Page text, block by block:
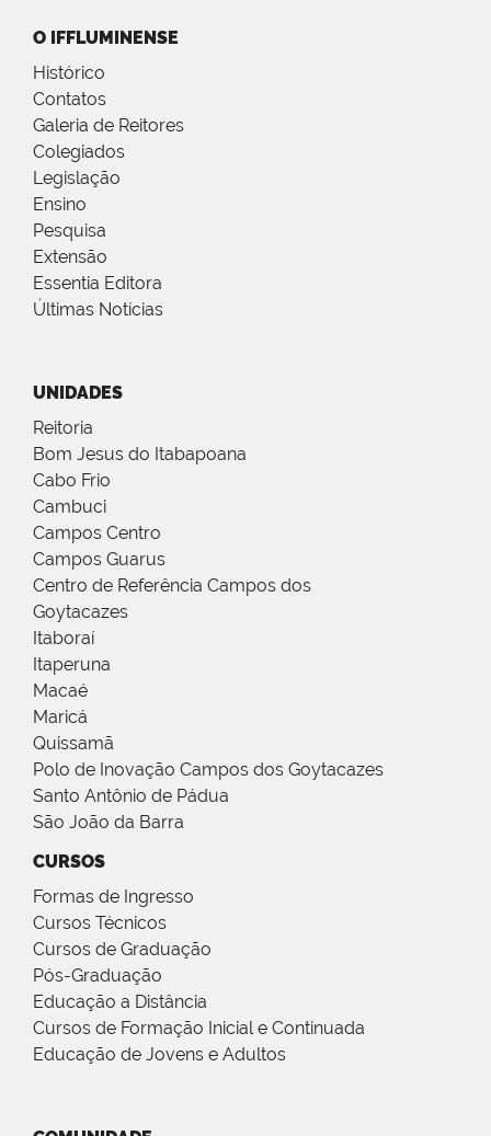
O IFFLUMINENSE
Histórico
Contatos
Galeria de Reitores
Colegiados
Legislação
Ensino
Pesquisa
Extensão
Essentia Editora
Últimas Notícias
UNIDADES
Reitoria
Bom Jesus do Itabapoana
Cabo Frio
Cambuci
Campos Centro
Campos Guarus
Centro de Referência Campos dos
Goytacazes
Itaboraí
Itaperuna
Macaé
Maricá
Quissamã
Polo de Inovação Campos dos Goytacazes
Santo Antônio de Pádua
São João da Barra
CURSOS
Formas de Ingresso
Cursos Técnicos
Cursos de Graduação
Pós-Graduação
Educação a Distância
Cursos de Formação Inicial e Continuada
Educação de Jovens e Adultos